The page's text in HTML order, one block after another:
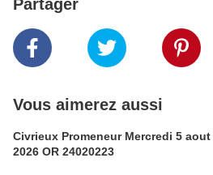
Partager
Vous aimerez aussi
Civrieux Promeneur Mercredi 5 aout
2026 OR 24020223